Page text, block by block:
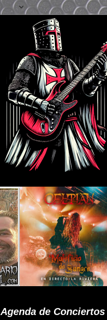
Agenda de Conciertos